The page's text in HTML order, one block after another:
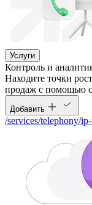
Услуги
Контроль и
Находите точки
продаж с помощью
Добавить
/services/telephony/